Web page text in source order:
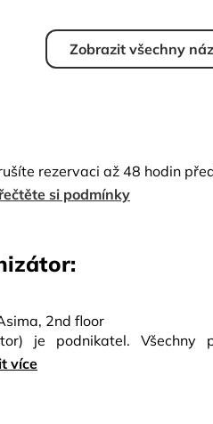
Zobrazit všechny
rezervaci až 48 hodin
si podmínky
2nd floor
je podnikatel. Všechny
více